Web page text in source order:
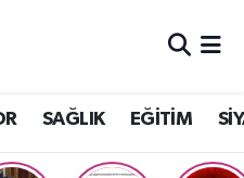
SAĞLIK EĞİTİM